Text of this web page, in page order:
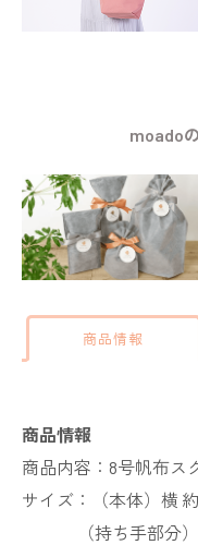
moado
商品情報
商品情報
商品内容：8号帆布ス
サイズ：（本体）横 約
（持ち手部分）